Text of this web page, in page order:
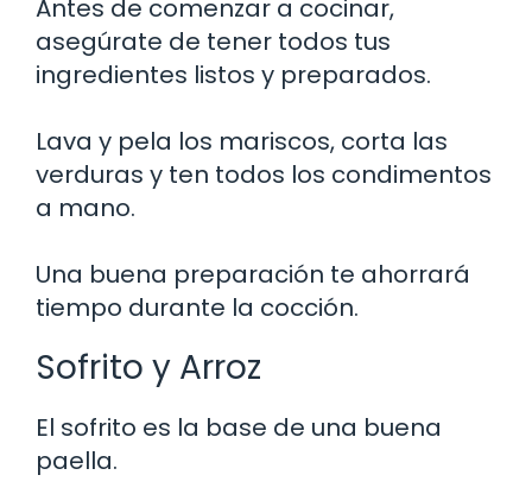
Antes de comenzar a cocinar,
asegúrate de tener todos tus
ingredientes listos y preparados.
Lava y pela los mariscos, corta las
verduras y ten todos los condimentos
a mano.
Una buena preparación te ahorrará
tiempo durante la cocción.
Sofrito y Arroz
El sofrito es la base de una buena
paella.